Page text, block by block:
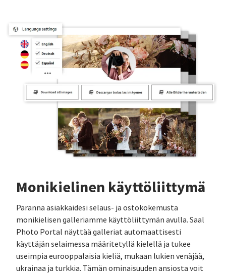
Monikielinen käyttöliittymä
Paranna asiakkaidesi selaus- ja ostokokemusta
monikielisen galleriamme käyttöliittymän avulla. Saal
Photo Portal näyttää galleriat automaattisesti
käyttäjän selaimessa määritetyllä kielellä ja tukee
useimpia eurooppalaisia kieliä, mukaan lukien venäjää,
ukrainaa ja turkkia. Tämän ominaisuuden ansiosta voit